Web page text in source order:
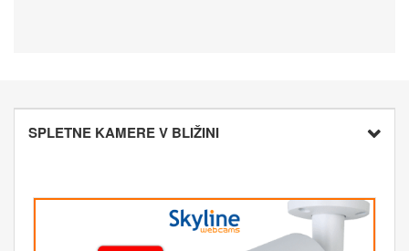
SPLETNE KAMERE V BLIŽINI